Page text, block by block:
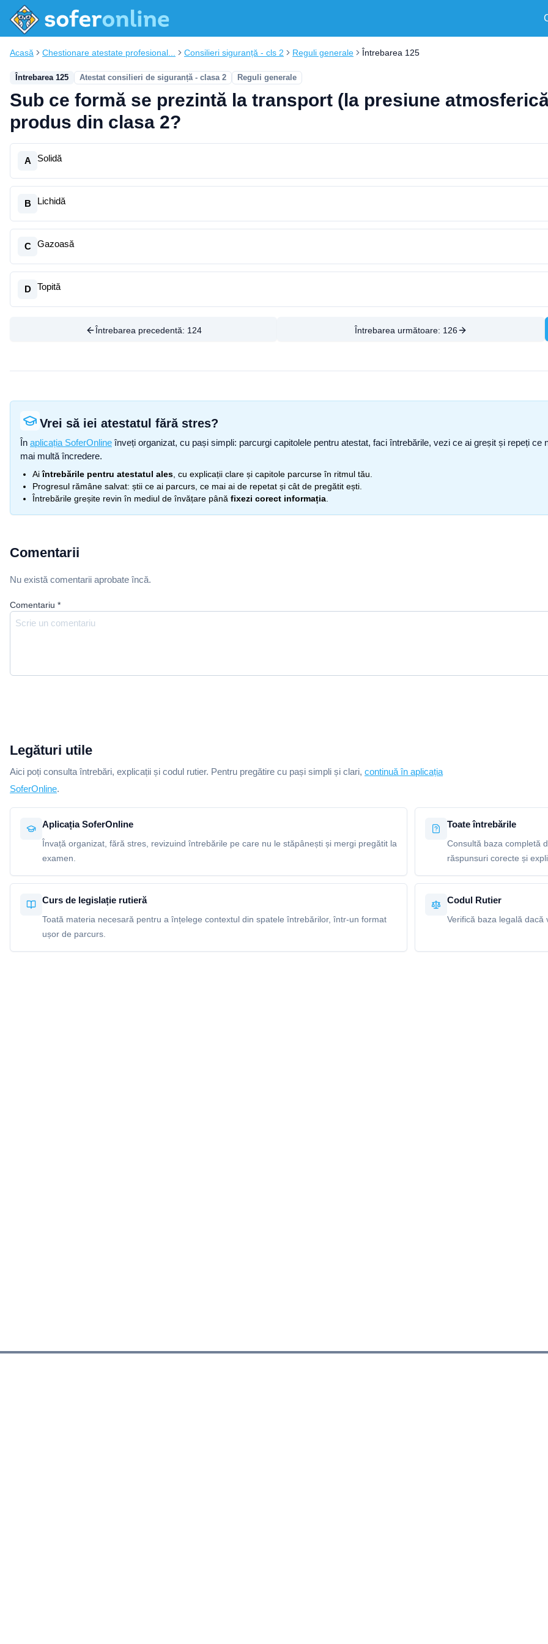
Acasă Chestionare atestate profesional... Consilieri siguranță - cls 2 Reguli generale Întrebarea 125
Întrebarea 125 Atestat consilieri de siguranță - clasa 2 Reguli generale
Sub ce formă se prezintă la transport (la presiune
produs din clasa 2?
A Solidă
B Lichidă
C Gazoasă
D Topită
Întrebarea precedentă: 124 Întrebarea următoare: 126
Vrei să iei atestatul fără stres?
În aplicația SoferOnline înveți organizat, cu pași simpli: parcurgi capitolele pentru atestat, faci întrebările, vezi ce ai greșit și repeți
mai multă încredere.
Aiîntrebările pentru atestatul ales , cu explicații clare și capitole parcurse în ritmul tău.
Progresul rămâne salvat: știi ce ai parcurs, ce mai ai de repetat și cât de pregătit ești.
Întrebările greșite revin în mediul de învățare până fixezi corect informația
Comentarii
Nu există comentarii aprobate încă.
Comentariu *
Legături utile
Aici poți consulta întrebări, explicații și codul rutier. Pentru pregătire cu pași simpli și clari, continuă în aplicația
SoferOnline.
Aplicația SoferOnline
Învață organizat, fără stres, revizuind întrebările pe care nu le stăpânești și mergi pregătit la
examen.
Toate întrebările
Consultă baza completă
răspunsuri corecte și
Curs de legislație rutieră
Toată materia necesară pentru a înțelege contextul din spatele întrebărilor, într-un format
ușor de parcurs.
Codul Rutier
Verifică baza legală dacă